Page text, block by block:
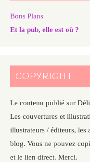
Bons Plans
Et la pub, elle est où ?
COPYRIGHT
Le contenu publié sur
Les couvertures et
illustrateurs / éditeurs, les
blog. Vous ne pouvez
et le lien direct. Merci.